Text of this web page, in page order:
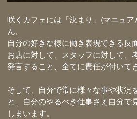
咲くカフェには「決まり」(マニュ
ん。
自分の好きな様に働き表現できる反
お店に対して、スタッフに対して、
発言すること、全てに責任が付いて
そして、自分で常に様々な事や状況
と、自分のやるべき仕事さえ自分で
しまいます。